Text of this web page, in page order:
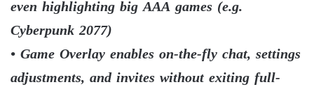
even highlighting big AAA games (e.g.
Cyberpunk 2077)
• Game Overlay enables on-the-fly chat, settings
adjustments, and invites without exiting full-